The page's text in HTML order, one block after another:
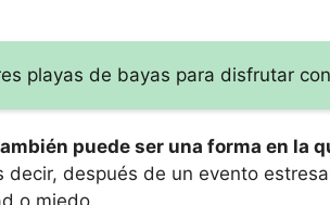
playas de bayas para disfrutar
puede ser una forma en la
decir, después de un evento
o miedo.